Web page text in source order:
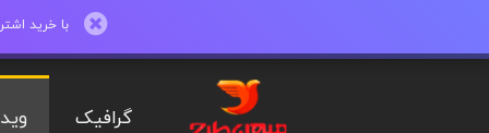
با خرید اشتراک ماهیانه تا 600 طرح لایه
گرافیک